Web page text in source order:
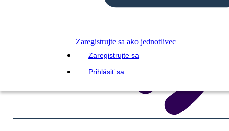
Zaregistrujte sa ako jednotlivec
Zaregistrujte sa
Prihlásiť sa